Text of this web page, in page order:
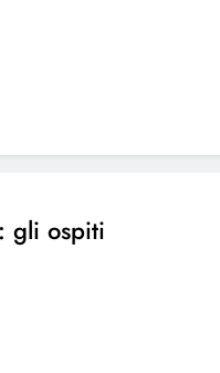
gli ospiti